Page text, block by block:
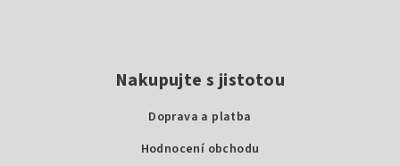
Nakupujte s jistotou
Doprava a platba
Hodnocení obchodu